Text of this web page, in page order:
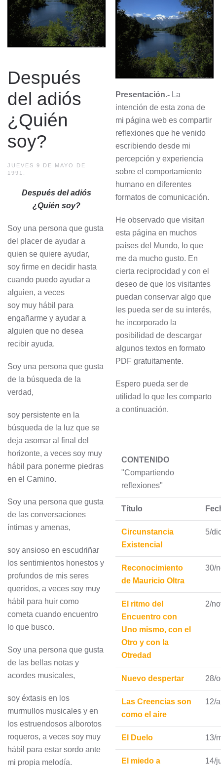
Después
del adiós
¿Quién
soy?
JUEVES 9 DE MAYO DE
1991.
Después del adiós
¿Quién soy?
Soy una persona que gusta
del placer de ayudar a
quien se quiere ayudar,
soy firme en decidir hasta
cuando puedo ayudar a
alguien, a veces
soy muy hábil para
engañarme y ayudar a
alguien que no desea
recibir ayuda.
Soy una persona que gusta
de la búsqueda de la
verdad,
soy persistente en la
búsqueda de la luz que se
deja asomar al final del
horizonte, a veces soy muy
hábil para ponerme piedras
en el Camino.
Soy una persona que gusta
de las conversaciones
íntimas y amenas,
soy ansioso en escudriñar
los sentimientos honestos y
profundos de mis seres
queridos, a veces soy muy
hábil para huir como
cometa cuando encuentro
lo que busco.
Soy una persona que gusta
de las bellas notas y
acordes musicales,
soy éxtasis en los
murmullos musicales y en
los estruendosos alborotos
roqueros, a veces soy muy
hábil para estar sordo ante
mi propia melodía.
Presentación.- La
intención de esta zona de
mi página web es compartir
reflexiones que he venido
escribiendo desde mi
percepción y experiencia
sobre el comportamiento
humano en diferentes
formatos de comunicación.
He observado que visitan
esta página en muchos
países del Mundo, lo que
me da mucho gusto. En
cierta reciprocidad y con el
deseo de que los visitantes
puedan conservar algo que
les pueda ser de su interés,
he incorporado la
posibilidad de descargar
algunos textos en formato
PDF gratuitamente.
Espero pueda ser de
utilidad lo que les comparto
a continuación.
CONTENIDO
"Compartiendo
reflexiones"
Título
Circunstancia
Existencial
5/
Reconocimiento
de Mauricio Oltra
30/
El ritmo del
Encuentro con
Uno mismo, con el
Otro y con la
Otredad
2/
Nuevo despertar 28/
Las Creencias son
como el aire
12/
El Duelo 13/
El miedo a 14/